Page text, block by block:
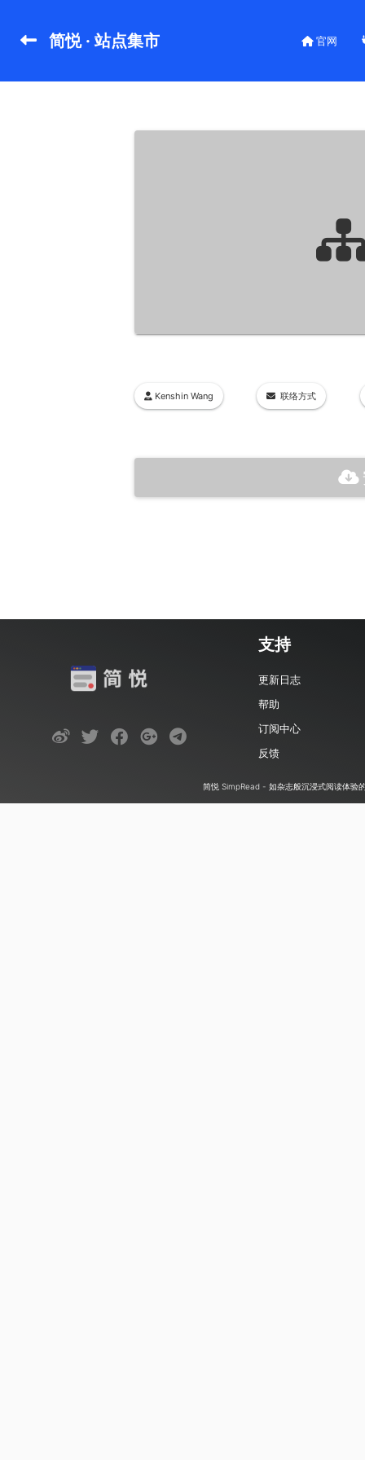
简悦 · 站点集市 官网
Kenshin Wang 联络方式
支持
更新日志
帮助
订阅中心
反馈
简悦 SimpRead - 如杂志般沉浸式阅读体验